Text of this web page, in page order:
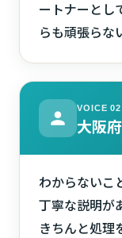
ートナーとし
らも頑張らな
VOICE 02
大阪
わからないこ
丁寧な説明が
きちんと処理